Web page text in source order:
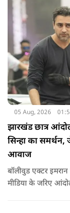
05 Aug, 2026
झारखंड छात्र
सिन्हा का
आवाज
बॉलीवुड एक्टर इमरान
मीडिया के जरिए